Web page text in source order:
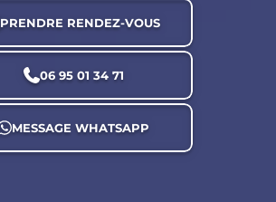
PRENDRE RENDEZ-VOUS
06 95 01 34 71
MESSAGE WHATSAPP